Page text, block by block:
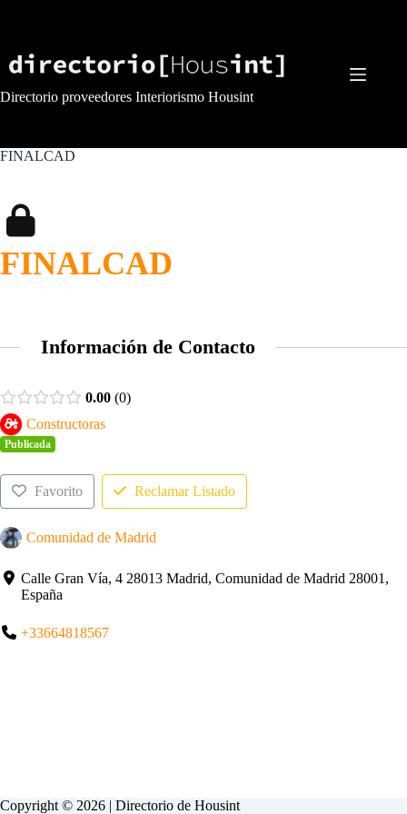
Directorio proveedores Interiorismo Housint
FINALCAD
FINALCAD
Información de Contacto
0.00 0
Constructoras
Publicada
Favorito Reclamar Listado
Comunidad de Madrid
Calle Gran Vía, 4 28013 Madrid, Comunidad de Madrid 28001,
España
+33664818567
Copyright © 2026 | Directorio de Housint